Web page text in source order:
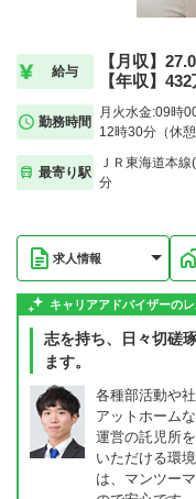
給与
【月収】
【年収】
勤務時間
月火水金:09時
12時30分（休憩
最寄り駅
ＪＲ東海道本
分
求人情報
キャリアアドバイザーのレ
志を持ち、日々切磋
ます。
各種部活動や
アットホーム
運営の託児所
いただける環
は、マンツー